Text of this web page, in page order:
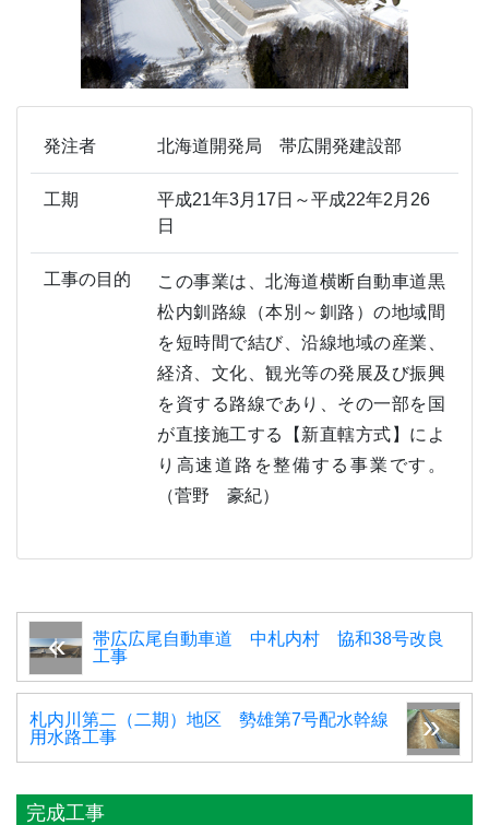
発注者 北海道開発局 帯広開発建設部
工期
平成21年3月17日～平成22年2月26
日
工事の目的
この事業は、北海道横断自動車道黒
松内釧路線（本別～釧路）の地域間
を短時間で結び、沿線地域の産業、
経済、文化、観光等の発展及び振興
を資する路線であり、その一部を国
が直接施工する【新直轄方式】によ
り高速道路を整備する事業です。
（菅野 豪紀）
帯広広尾自動車道 中札内村 協和38号改良
工事
札内川第二（二期）地区 勢雄第7号配水幹線
用水路工事
完成工事